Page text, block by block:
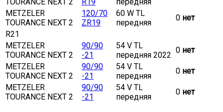
METZELER
TOURANCE NEXT 2
120/70
ZR19
60 W TL
передняя
0 нет
R21
METZELER
TOURANCE NEXT 2
90/90
-21
54 V TL
передняя 2022
0 нет
METZELER
TOURANCE NEXT 2
90/90
-21
54 V TL
передняя
0 нет
METZELER
TOURANCE NEXT 2
90/90
-21
54 V TL
передняя
0 нет